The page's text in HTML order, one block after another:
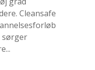
Cleansafe
sørger